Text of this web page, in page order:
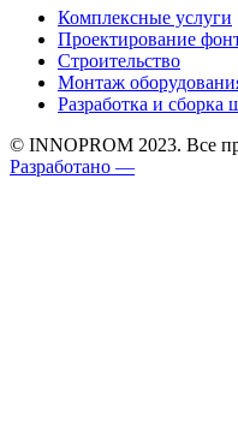
Комплексные услуги
Проектирование
Строительство
Монтаж
Разработка и
© INNOPROM 2023. Все
Разработано —